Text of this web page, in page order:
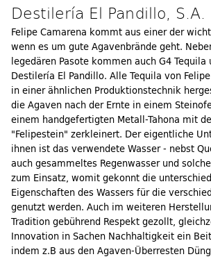
Destilería El Pandillo, S.A.
Felipe Camarena kommt aus einer der
wenn es um gute Agavenbrände geht.
legedären Pasote kommen auch G4 Tequila
Destilería El Pandillo. Alle Tequila von
in einer ähnlichen Produktionstechnik
die Agaven nach der Ernte in einem
einem handgefertigten Metall-Tahona mit
"Felipestein" zerkleinert. Der eigentliche
ihnen ist das verwendete Wasser - nebst
auch gesammeltes Regenwasser und
zum Einsatz, womit gekonnt die
Eigenschaften des Wassers für die
genutzt werden. Auch im weiteren
Tradition gebührend Respekt gezollt,
Innovation in Sachen Nachhaltigkeit ein
indem z.B aus den Agaven-Überresten